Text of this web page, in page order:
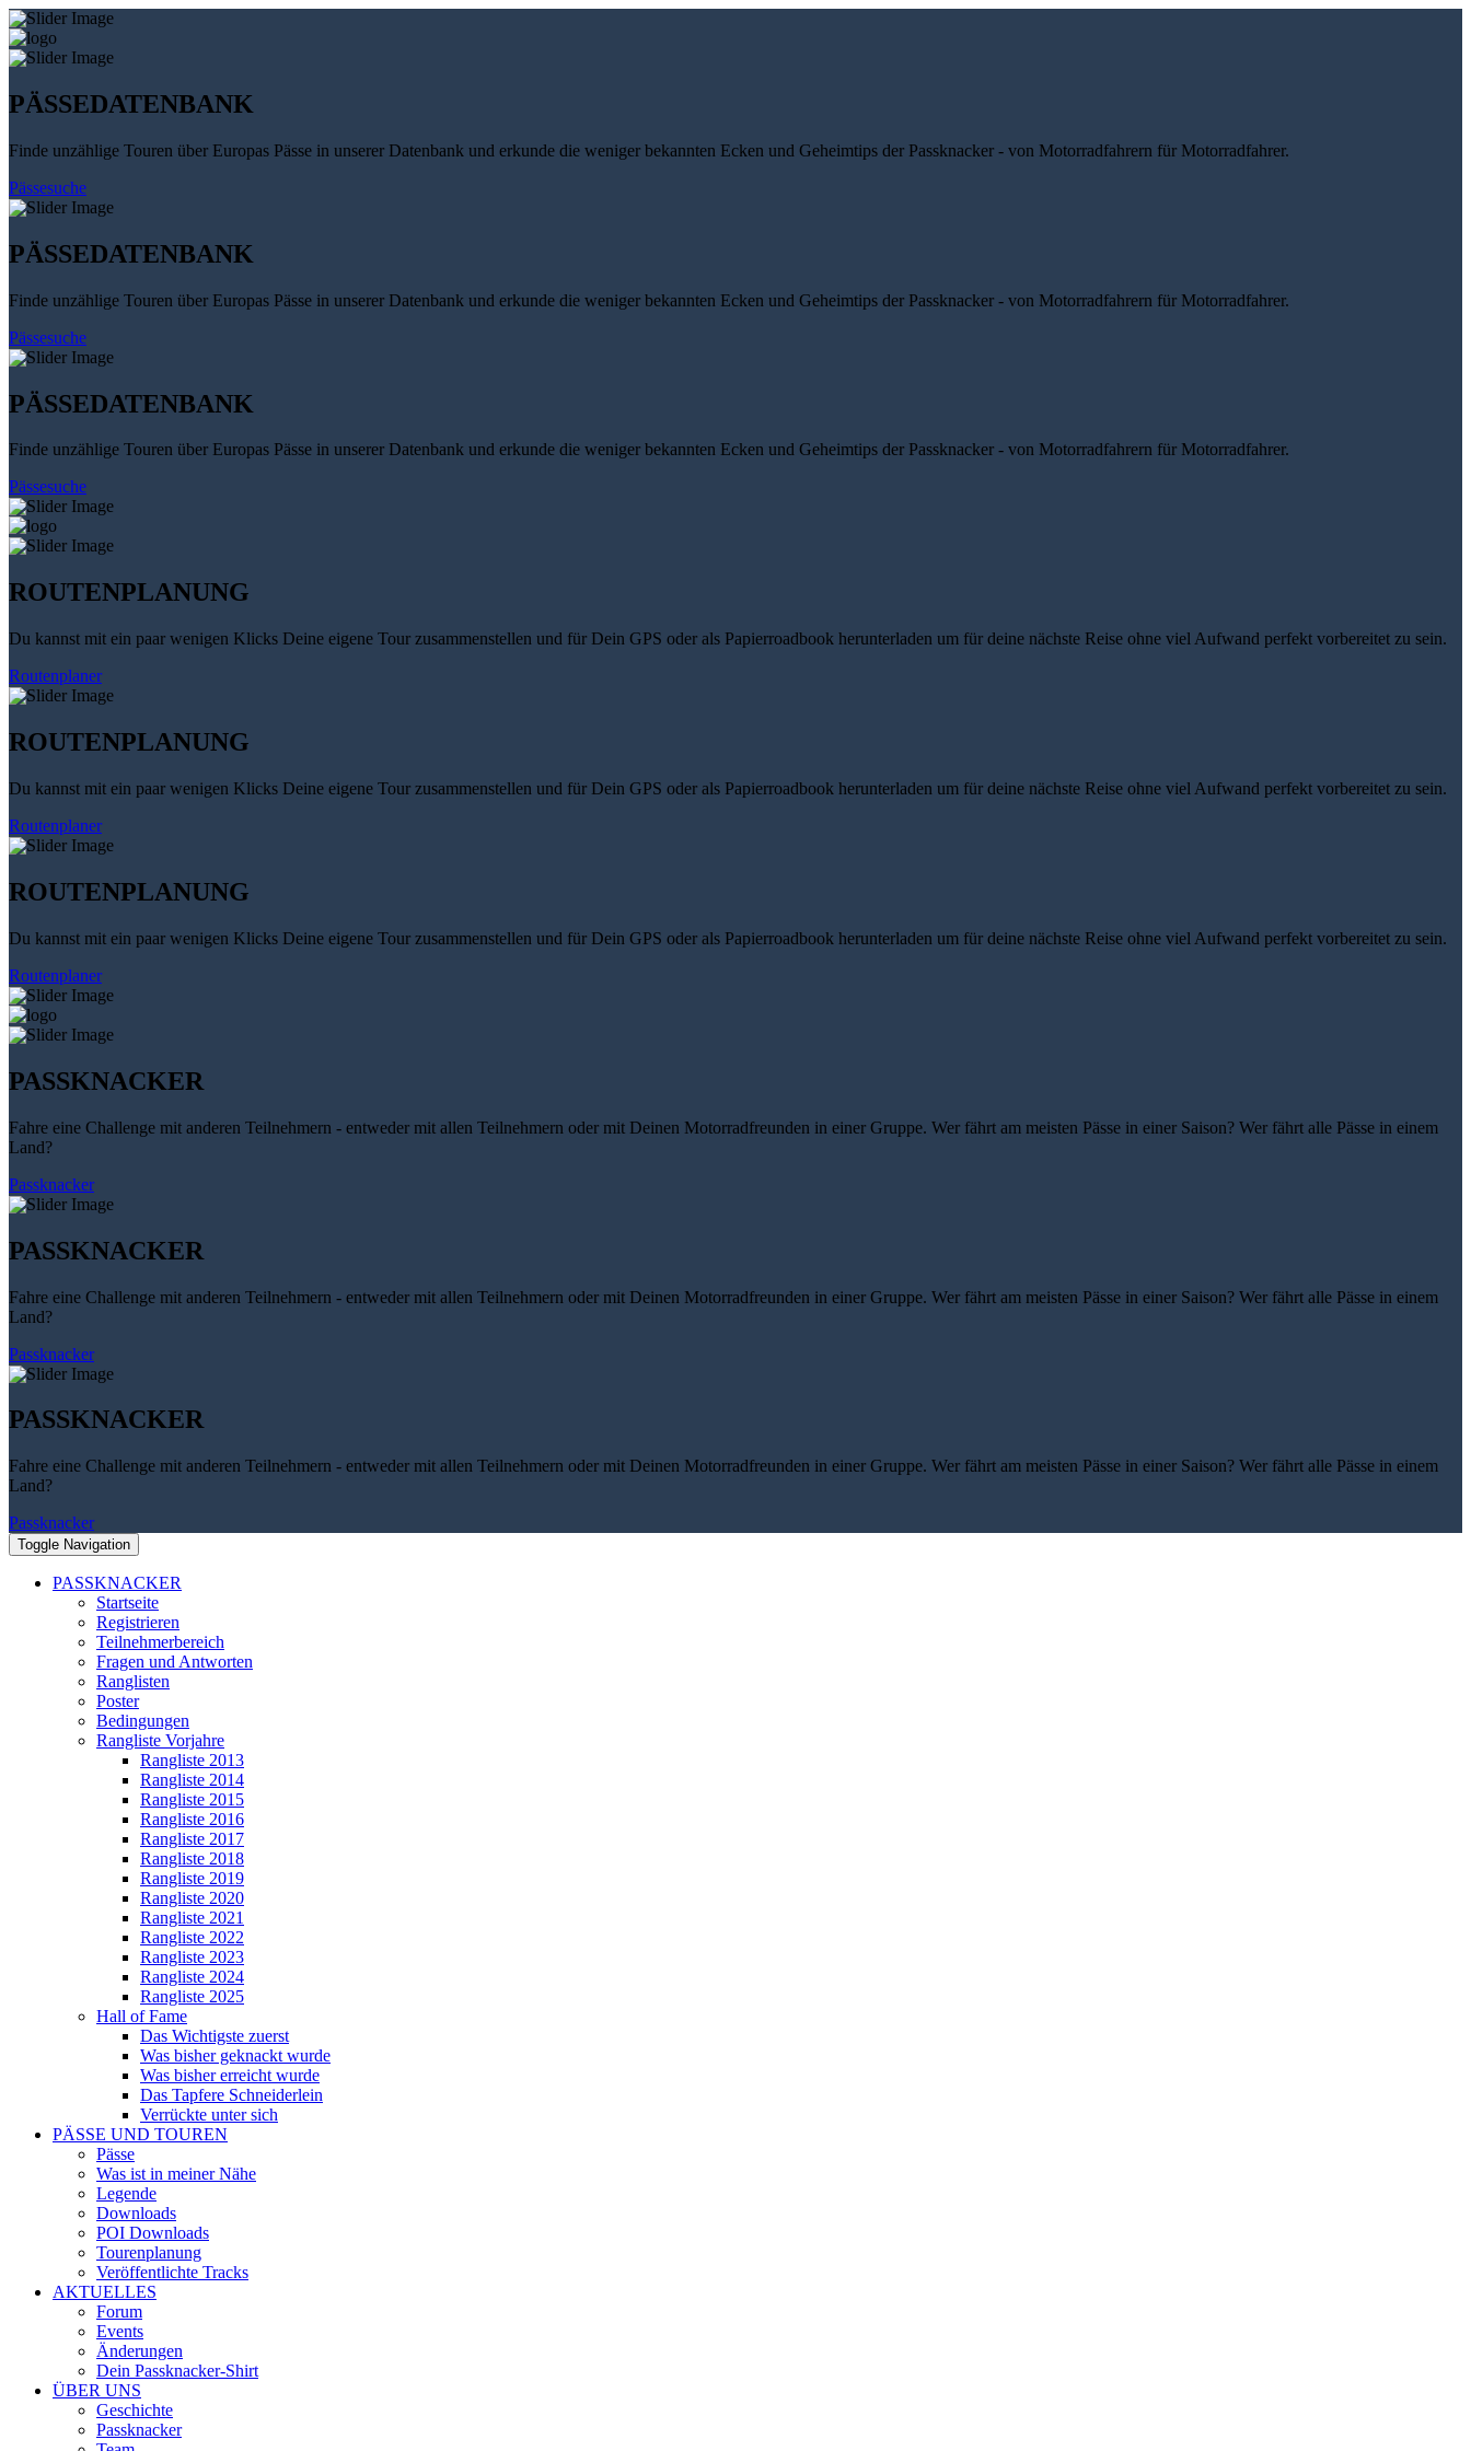
PÄSSEDATENBANK
Finde unzählige Touren über Europas Pässe in unserer Datenbank und erkunde die weniger bekannten Ecken und Geheimtips der Passknacker - von Motorradfahrern für Motorradfahrer.
Pässesuche
PÄSSEDATENBANK
Finde unzählige Touren über Europas Pässe in unserer Datenbank und erkunde die weniger bekannten Ecken und Geheimtips der Passknacker - von Motorradfahrern für Motorradfahrer.
Pässesuche
PÄSSEDATENBANK
Finde unzählige Touren über Europas Pässe in unserer Datenbank und erkunde die weniger bekannten Ecken und Geheimtips der Passknacker - von Motorradfahrern für Motorradfahrer.
Pässesuche
ROUTENPLANUNG
Du kannst mit ein paar wenigen Klicks Deine eigene Tour zusammenstellen und für Dein GPS oder als Papierroadbook herunterladen um für deine nächste Reise ohne viel Aufwand perfekt vorbereitet zu sein.
Routenplaner
ROUTENPLANUNG
Du kannst mit ein paar wenigen Klicks Deine eigene Tour zusammenstellen und für Dein GPS oder als Papierroadbook herunterladen um für deine nächste Reise ohne viel Aufwand perfekt vorbereitet zu sein.
Routenplaner
ROUTENPLANUNG
Du kannst mit ein paar wenigen Klicks Deine eigene Tour zusammenstellen und für Dein GPS oder als Papierroadbook herunterladen um für deine nächste Reise ohne viel Aufwand perfekt vorbereitet zu sein.
Routenplaner
PASSKNACKER
Fahre eine Challenge mit anderen Teilnehmern - entweder mit allen Teilnehmern oder mit Deinen Motorradfreunden in einer Gruppe. Wer fährt am meisten Pässe in einer Saison? Wer fährt alle Pässe in einem
Land?
Passknacker
PASSKNACKER
Fahre eine Challenge mit anderen Teilnehmern - entweder mit allen Teilnehmern oder mit Deinen Motorradfreunden in einer Gruppe. Wer fährt am meisten Pässe in einer Saison? Wer fährt alle Pässe in einem
Land?
Passknacker
PASSKNACKER
Fahre eine Challenge mit anderen Teilnehmern - entweder mit allen Teilnehmern oder mit Deinen Motorradfreunden in einer Gruppe. Wer fährt am meisten Pässe in einer Saison? Wer fährt alle Pässe in einem
Land?
Passknacker
Toggle Navigation
PASSKNACKER
Startseite
Registrieren
Teilnehmerbereich
Fragen und Antworten
Ranglisten
Poster
Bedingungen
Rangliste Vorjahre
Rangliste 2013
Rangliste 2014
Rangliste 2015
Rangliste 2016
Rangliste 2017
Rangliste 2018
Rangliste 2019
Rangliste 2020
Rangliste 2021
Rangliste 2022
Rangliste 2023
Rangliste 2024
Rangliste 2025
Hall of Fame
Das Wichtigste zuerst
Was bisher geknackt wurde
Was bisher erreicht wurde
Das Tapfere Schneiderlein
Verrückte unter sich
PÄSSE UND TOUREN
Pässe
Was ist in meiner Nähe
Legende
Downloads
POI Downloads
Tourenplanung
Veröffentlichte Tracks
AKTUELLES
Forum
Events
Änderungen
Dein Passknacker-Shirt
ÜBER UNS
Geschichte
Passknacker